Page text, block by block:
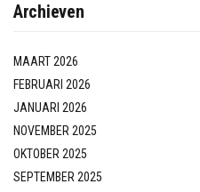
Archieven
MAART 2026
FEBRUARI 2026
JANUARI 2026
NOVEMBER 2025
OKTOBER 2025
SEPTEMBER 2025